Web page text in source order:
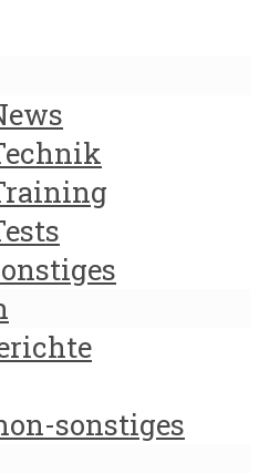
sonstiges